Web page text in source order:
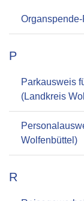
P
Parkausweis
(Landkreis
Wolfenbüttel)
R